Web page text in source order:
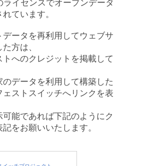
ライセンスでオープンデータ
ています。
データを再利用してウェブサ
方は、
トへのクレジットを掲載して
のデータを利用して構築した
ェストスイッチへリンクを表
能であれば下記のようにク
をお願いいたします。